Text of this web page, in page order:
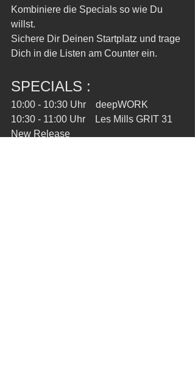
Kombiniere die Specials so wie Du
willst.
Sichere Dir Deinen Startplatz und trage
Dich in die Listen am Counter ein.
SPECIALS :
10:00 - 10:30 Uhr    deepWORK
10:30 - 11:00 Uhr    Les Mills GRIT 31
New Release